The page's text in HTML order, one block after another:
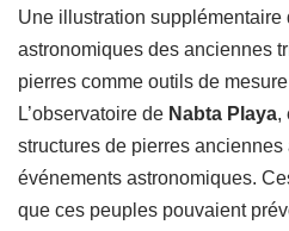
Une illustration supplémentaire
astronomiques des anciennes
pierres comme outils de
L’observatoire de Nabta Playa,
structures de pierres
événements astronomiques.
que ces peuples pouvaient